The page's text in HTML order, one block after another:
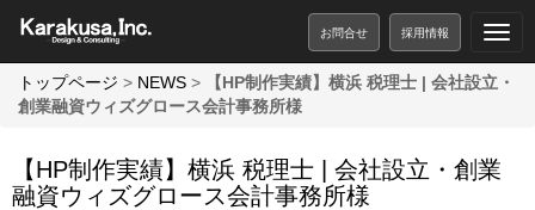
採用情報
お問合せ
トップページ > NEWS >
【HP制作実績】横浜 税理士 | 会社設立・
創業融資ウィズグロース会計事務所様
【HP制作実績】横浜 税理士 | 会社設立・創業
融資ウィズグロース会計事務所様